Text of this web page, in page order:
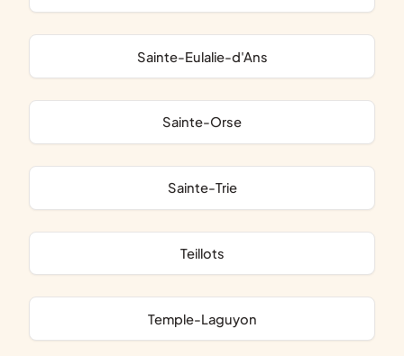
Sainte-Eulalie-d'Ans
Sainte-Orse
Sainte-Trie
Teillots
Temple-Laguyon